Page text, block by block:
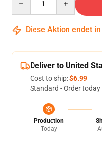
Diese Aktion endet in
Deliver to United
Cost to ship:$6.99
Standard - Order today
Production
Today